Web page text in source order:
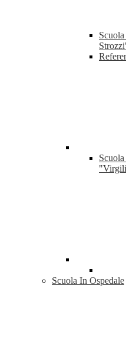
Scuola In Ospedale